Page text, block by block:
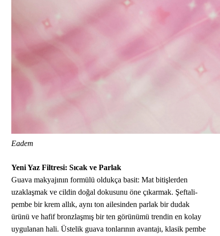
Eadem
Yeni Yaz Filtresi: Sıcak ve Parlak
Guava makyajının formülü oldukça basit: Mat bitişlerden
uzaklaşmak ve cildin doğal dokusunu öne çıkarmak. Şeftali-
pembe bir krem allık, aynı ton ailesinden parlak bir dudak
ürünü ve hafif bronzlaşmış bir ten görünümü trendin en kolay
uygulanan hali. Üstelik guava tonlarının avantajı, klasik pembe